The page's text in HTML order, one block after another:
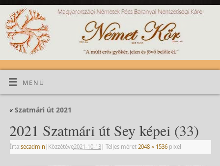
MENÜ
«Szatmári út 2021
2021 Szatmári út Sey képei (33)
Írta:secadmin | Közzétéve2021-10-13| Teljes méret 2048 × 1536pixel